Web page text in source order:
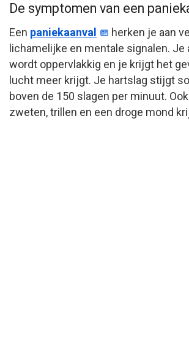
De symptomen van een
Een paniekaanval
herken je aan
lichamelijke en mentale signalen. Je
wordt oppervlakkig en je krijgt het
lucht meer krijgt. Je hartslag stijgt
boven de 150 slagen per minuut.
zweten, trillen en een droge mond